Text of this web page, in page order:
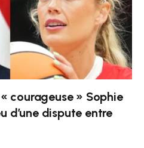
courageuse » Sophie
d’une dispute entre